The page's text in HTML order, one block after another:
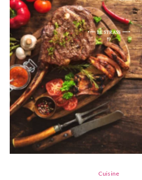
Cuisine